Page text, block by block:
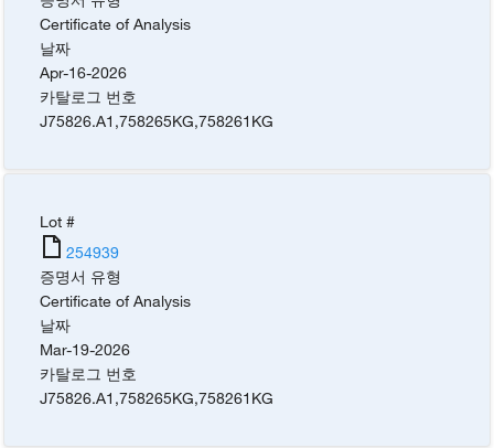
Certificate of Analysis
날짜
Apr-16-2026
카탈로그 번호
J75826.A1 ,758265KG,758261KG
Lot #
254939
증명서 유형
Certificate of Analysis
날짜
Mar-19-2026
카탈로그 번호
J75826.A1 ,758265KG,758261KG